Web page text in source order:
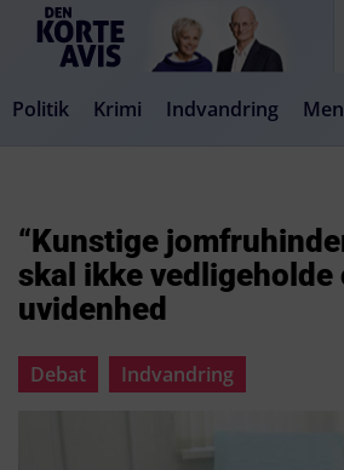
Politik Krimi Indvandring
“Kunstige
skal ikke vedligeholde
uvidenhed
Debat Indvandring